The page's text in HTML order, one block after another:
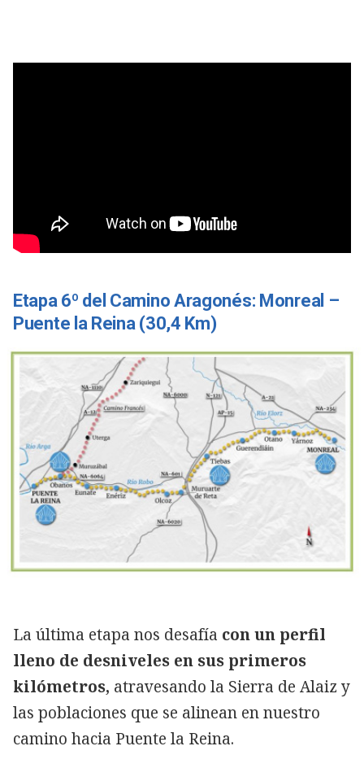
Etapa 6º del Camino Aragonés: Monreal –
Puente la Reina (30,4 Km)
La última etapa nos desafía con un perfil
lleno de desniveles en sus primeros
kilómetros, atravesando la Sierra de Alaiz y
las poblaciones que se alinean en nuestro
camino hacia Puente la Reina.